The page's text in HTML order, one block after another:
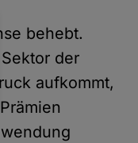
behebt.
der
aufkommt,